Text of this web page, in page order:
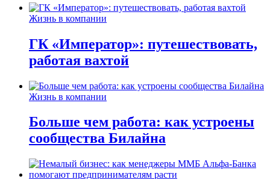
Жизнь в компании
ГК «Император»: путешествовать,
работая вахтой
Жизнь в компании
Больше чем работа: как устроены
сообщества Билайна